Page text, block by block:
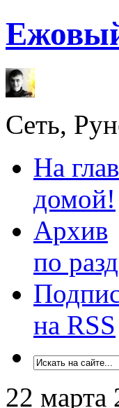
Сеть,
На
домой!
Архив
по
на RSS
22 марта